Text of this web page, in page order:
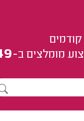
מומלצים ב-